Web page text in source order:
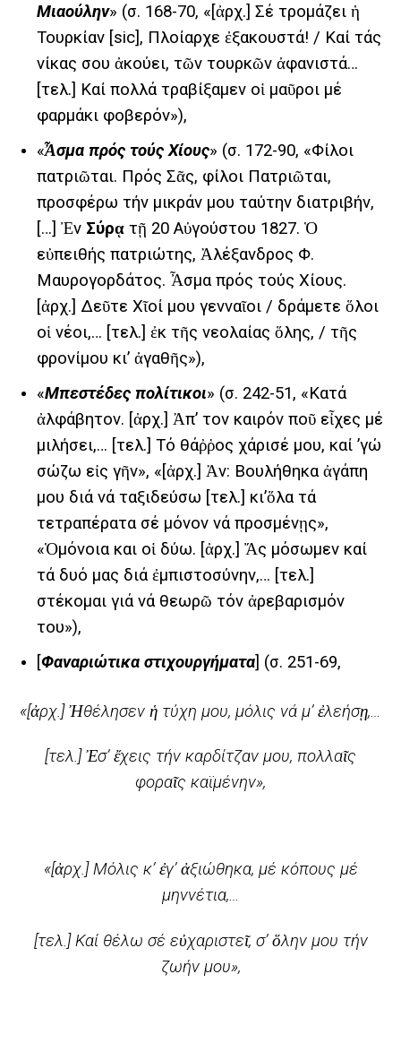
Μιαούλην» (σ. 168-70, «[ἀρχ.] Σέ τρομάζει ἡ
Τουρκίαν [sic], Πλοίαρχε ἐξακουστά! / Καί τάς
νίκας σου ἀκούει, τῶν τουρκῶν ἀφανιστά…
[τελ.] Καί πολλά τραβίξαμεν οἱ μαῦροι μέ
φαρμάκι φοβερόν»),
«Ἆσμα πρός τούς Χίους» (σ. 172-90, «Φίλοι
πατριῶται. Πρός Σᾶς, φίλοι Πατριῶται,
προσφέρω τήν μικράν μου ταύτην διατριβήν,
[…] Ἐν Σύρᾳ τῇ 20 Αὐγούστου 1827. Ὁ
εὐπειθής πατριώτης, Ἀλέξανδρος Φ.
Μαυρογορδάτος. Ἆσμα πρός τούς Χίους.
[ἀρχ.] Δεῦτε Χῖοί μου γενναῖοι / δράμετε ὅλοι
οἱ νέοι,… [τελ.] ἐκ τῆς νεολαίας ὅλης, / τῆς
φρονίμου κι’ ἀγαθῆς»),
«Μπεστέδες πολίτικοι» (σ. 242-51, «Κατά
ἀλφάβητον. [ἀρχ.] Ἀπ’ τον καιρόν ποῦ εἶχες μέ
μιλήσει,… [τελ.] Τό θάῤῥος χάρισέ μου, καί ’γώ
σώζω εἰς γῆν», «[ἀρχ.] Ἀν: Βουλήθηκα ἀγάπη
μου διά νά ταξιδεύσω [τελ.] κι’ὅλα τά
τετραπέρατα σέ μόνον νά προσμένῃς»,
«Ὁμόνοια και οἱ δύω. [ἀρχ.] Ἄς μόσωμεν καί
τά δυό μας διά ἐμπιστοσύνην,… [τελ.]
στέκομαι γιά νά θεωρῶ τόν ἀρεβαρισμόν
του»),
[Φαναριώτικα στιχουργήματα] (σ. 251-69,
«[ἀρχ.] Ἠθέλησεν ἡ τύχη μου, μόλις νά μ’ ἐλεήσῃ,…
[τελ.] Ἐσ’ ἔχεις τήν καρδίτζαν μου, πολλαῖς
φοραῖς καϊμένην»,
«[ἀρχ.] Μόλις κ’ ἐγ’ ἀξιώθηκα, μέ κόπους μέ
μηννέτια,…
[τελ.] Καί θέλω σέ εὐχαριστεῖ, σ’ ὅλην μου τήν
ζωήν μου»,